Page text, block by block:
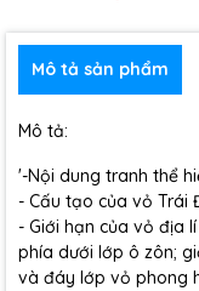
Mô tả sản phẩm
Mô tả:
'-Nội dung tranh thể
- Cấu tạo của vỏ Trái
- Giới hạn của vỏ địa
phía dưới lớp ô zôn;
và đáy lớp vỏ phong